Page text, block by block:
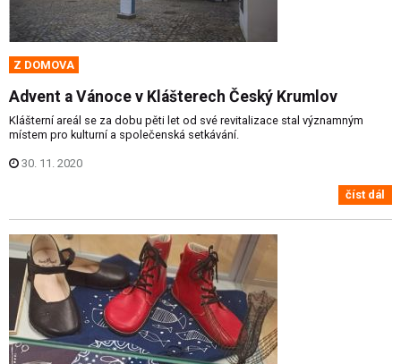
Z DOMOVA
Advent a Vánoce v Klášterech Český Krumlov
Klášterní areál se za dobu pěti let od své revitalizace stal významným
místem pro kulturní a společenská setkávání.
30. 11. 2020
číst dál